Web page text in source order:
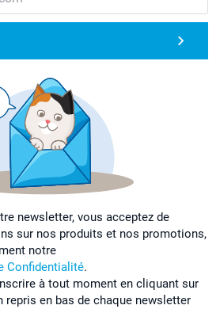
newsletter, vous acceptez de
sur nos produits et nos promotions,
notre
Confidentialité.
à tout moment en cliquant sur
repris en bas de chaque newsletter